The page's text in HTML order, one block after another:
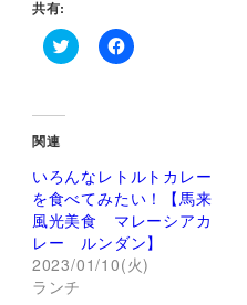
共有:
ク
し
て
T
i
t
t
e
r
で
共
有
(
F
で
共
有
す
る
に
は
関連
いろんなレトルトカレー
を食べてみたい！【馬来
風光美食 マレーシアカ
レー ルンダン】
2023/01/10(火)
ランチ